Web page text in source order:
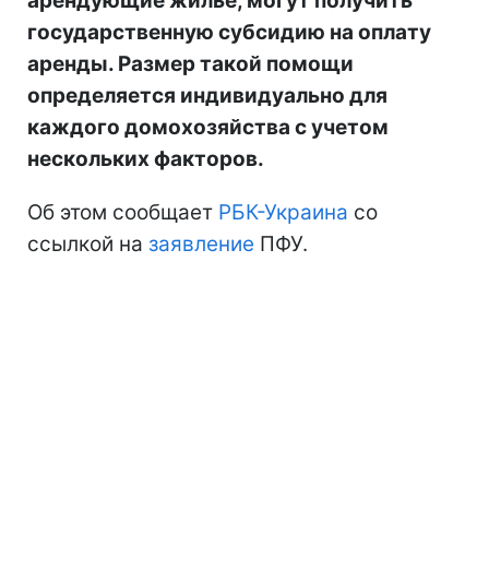
государственную субсидию на оплату
аренды. Размер такой помощи
определяется индивидуально для
каждого домохозяйства с учетом
нескольких факторов.
Об этом сообщает РБК-Украина со
ссылкой на заявление ПФУ.